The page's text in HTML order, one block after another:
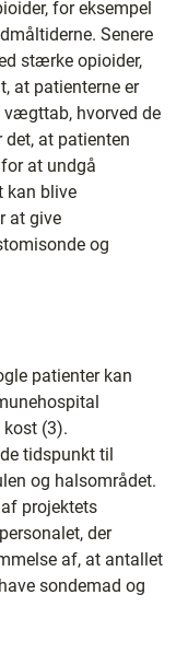
for eksempel
Senere
stærke opioider,
at patienterne er
hvorved de
at patienten
at undgå
kan blive
at give
og
patienter kan
(3).
tidspunkt til
og halsområdet.
projektets
der
af, at antallet
sondemad og